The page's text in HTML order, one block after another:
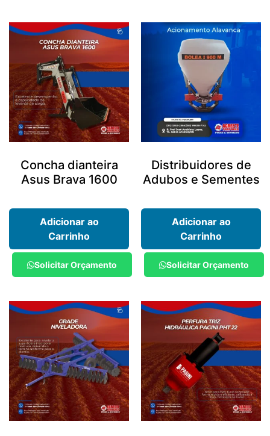
Concha dianteira
Asus Brava 1600
Adicionar ao
Carrinho
Solicitar Orçamento
Distribuidores de
Adubos e Sementes
Adicionar ao
Carrinho
Solicitar Orçamento